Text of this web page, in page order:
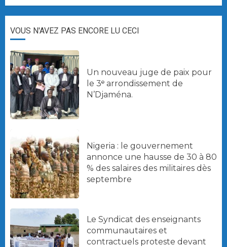
VOUS N'AVEZ PAS ENCORE LU CECI
Un nouveau juge de paix pour
le 3ᵉ arrondissement de
N’Djaména.
Nigeria : le gouvernement
annonce une hausse de 30 à 80
% des salaires des militaires dès
septembre
Le Syndicat des enseignants
communautaires et
contractuels proteste devant